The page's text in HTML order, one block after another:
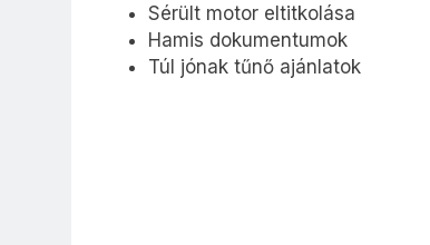
Sérült motor eltitkolása
Hamis dokumentumok
Túl jónak tűnő ajánlatok